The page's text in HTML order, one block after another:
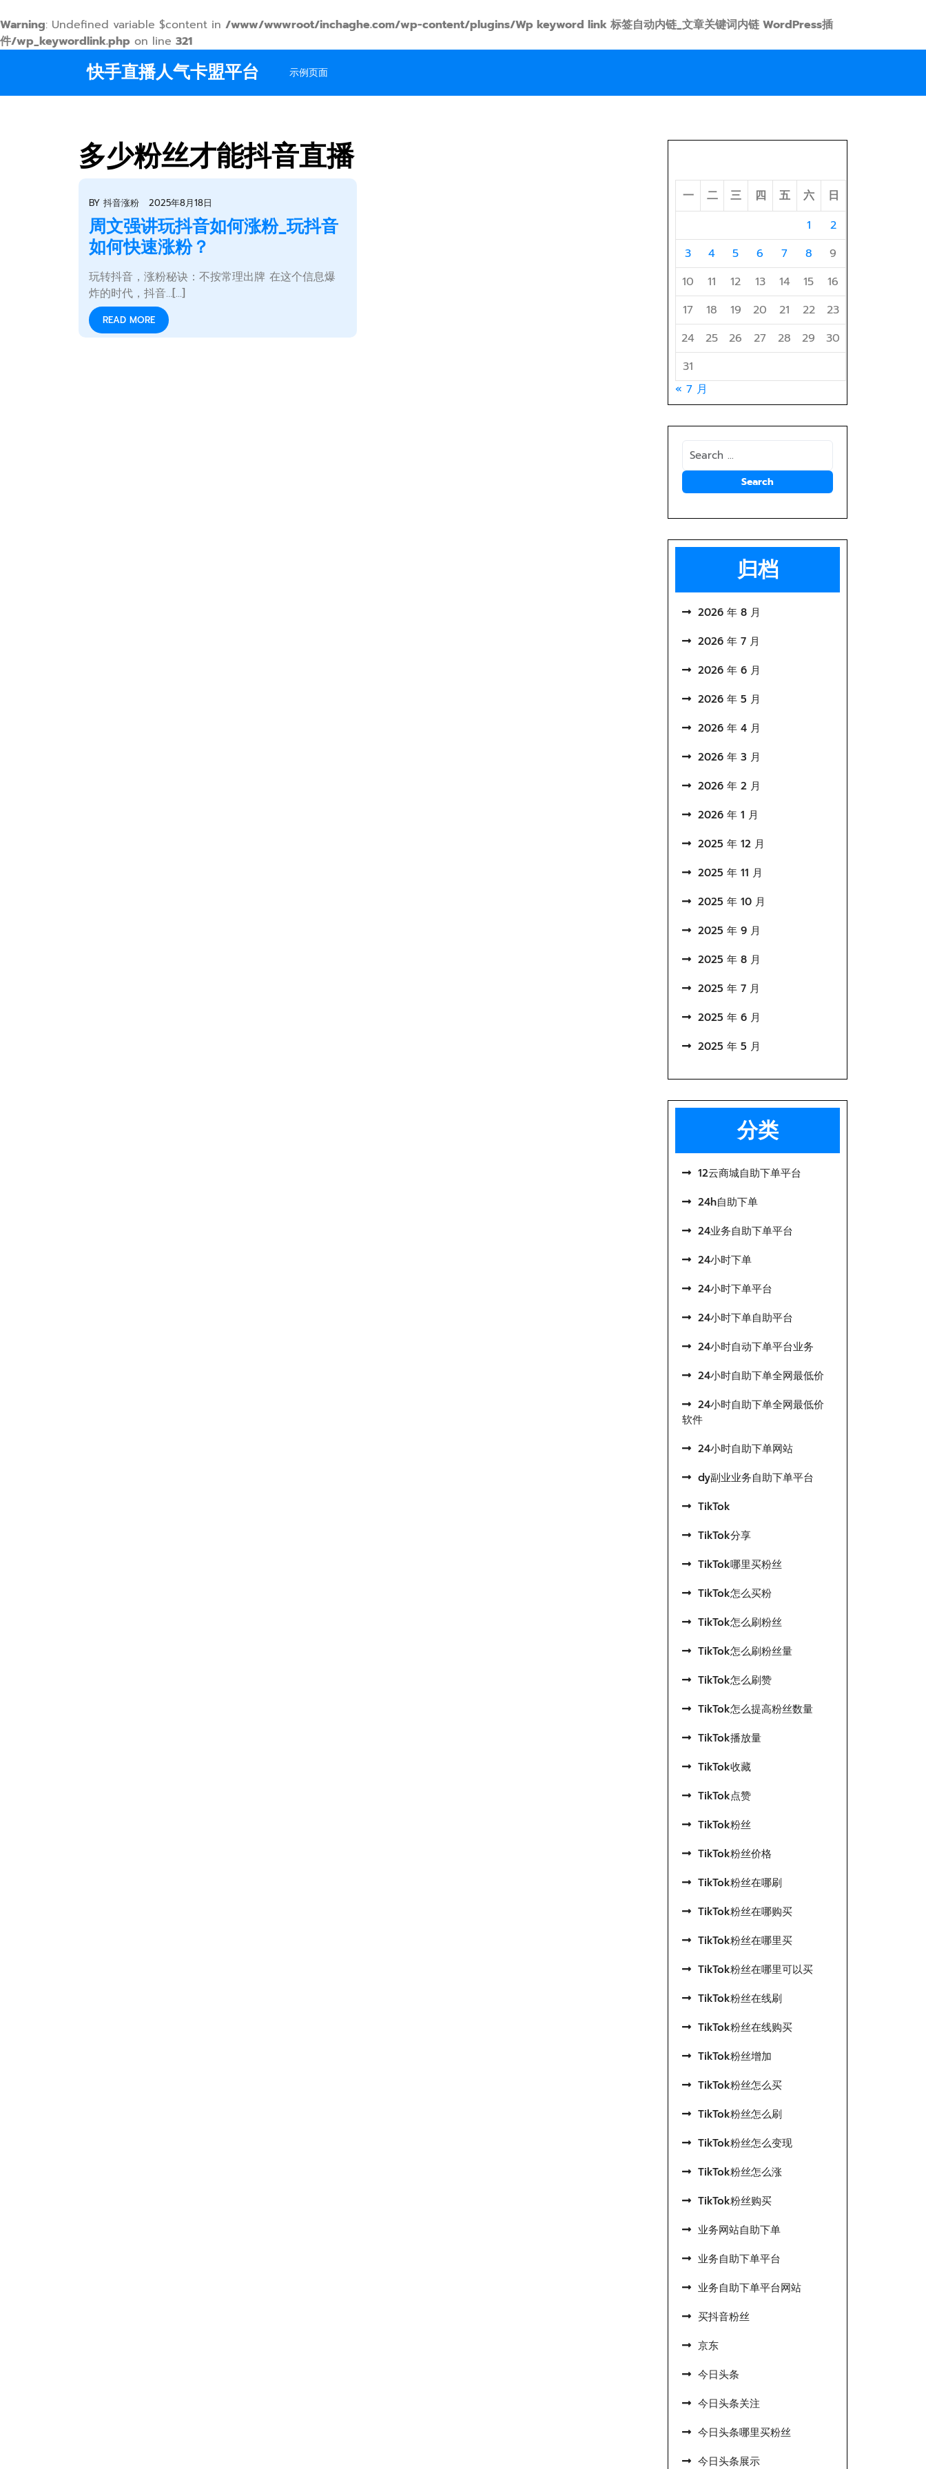
Warning: Undefined variable $content in /www/wwwroot/inchaghe.com/wp-content/plugins/Wp keyword link 标签自动内链_文章关键词内链 WordPress插
件/wp_keywordlink.php on line 321
快手直播人气卡盟平台 示例页面
多少粉丝才能抖音直播
BY 抖音涨粉 2025年8月18日
周文强讲玩抖音如何涨粉_玩抖音
如何快速涨粉？
玩转抖音，涨粉秘诀：不按常理出牌 在这个信息爆
炸的时代，抖音…[...]
READ MORE
一
二 三 四 五 六
日
1
2
3
4 5 6 7 8
9
10
11 12 13 14 15
16
17
18 19 20 21 22
23
24
25 26 27 28 29
30
31
« 7 月
归档
2026 年 8 月
2026 年 7 月
2026 年 6 月
2026 年 5 月
2026 年 4 月
2026 年 3 月
2026 年 2 月
2026 年 1 月
2025 年 12 月
2025 年 11 月
2025 年 10 月
2025 年 9 月
2025 年 8 月
2025 年 7 月
2025 年 6 月
2025 年 5 月
分类
12云商城自助下单平台
24h自助下单
24业务自助下单平台
24小时下单
24小时下单平台
24小时下单自助平台
24小时自动下单平台业务
24小时自助下单全网最低价
24小时自助下单全网最低价
软件
24小时自助下单网站
dy副业业务自助下单平台
TikTok
TikTok分享
TikTok哪里买粉丝
TikTok怎么买粉
TikTok怎么刷粉丝
TikTok怎么刷粉丝量
TikTok怎么刷赞
TikTok怎么提高粉丝数量
TikTok播放量
TikTok收藏
TikTok点赞
TikTok粉丝
TikTok粉丝价格
TikTok粉丝在哪刷
TikTok粉丝在哪购买
TikTok粉丝在哪里买
TikTok粉丝在哪里可以买
TikTok粉丝在线刷
TikTok粉丝在线购买
TikTok粉丝增加
TikTok粉丝怎么买
TikTok粉丝怎么刷
TikTok粉丝怎么变现
TikTok粉丝怎么涨
TikTok粉丝购买
业务网站自助下单
业务自助下单平台
业务自助下单平台网站
买抖音粉丝
京东
今日头条
今日头条关注
今日头条哪里买粉丝
今日头条展示